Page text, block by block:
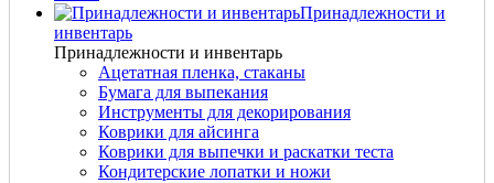
Принадлежности и
инвентарь
Принадлежности и инвентарь
Ацетатная пленка, стаканы
Бумага для выпекания
Инструменты для декорирования
Коврики для айсинга
Коврики для выпечки и раскатки теста
Кондитерские лопатки и ножи